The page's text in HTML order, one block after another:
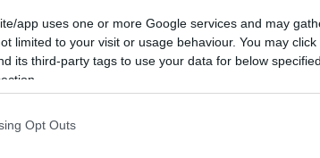
app uses one or more Google services and may
limited to your visit or usage behaviour. You may
its third-party tags to use your data for below
Opt Outs
|05.06.2026 12:27
Έκρηξη θαλάσσιου
στο λιμάνι της Κωνστάντζα
στη Ρουμανία, μετά από